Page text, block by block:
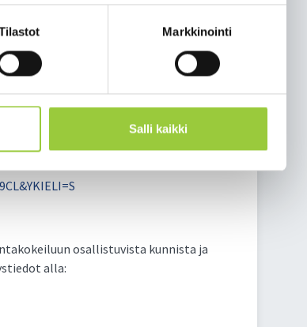
Markkinointi
Salli kaikki
ja ELY-keskuksen kanssa.
kuntakokeilussa.
on ollut erityisen sujuvaa.
enemmän alueen elinvoimaan
2022 työttömyysprosentti oli 10 % ja
osallistuvista kunnista ja
alla: